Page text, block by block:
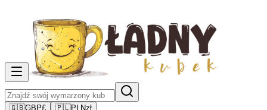
🇬🇧GBP£ 🇵🇱PLNzł